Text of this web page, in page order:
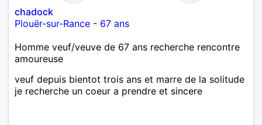
chadock
Plouër-sur-Rance - 67 ans
Homme veuf/veuve de 67 ans recherche rencontre
amoureuse
veuf depuis bientot trois ans et marre de la solitude
je recherche un coeur a prendre et sincere